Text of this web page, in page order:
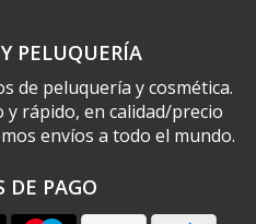
PELUQUERÍA
de peluquería y cosmética.
rápido, en calidad/precio
envíos a todo el mundo.
DE PAGO